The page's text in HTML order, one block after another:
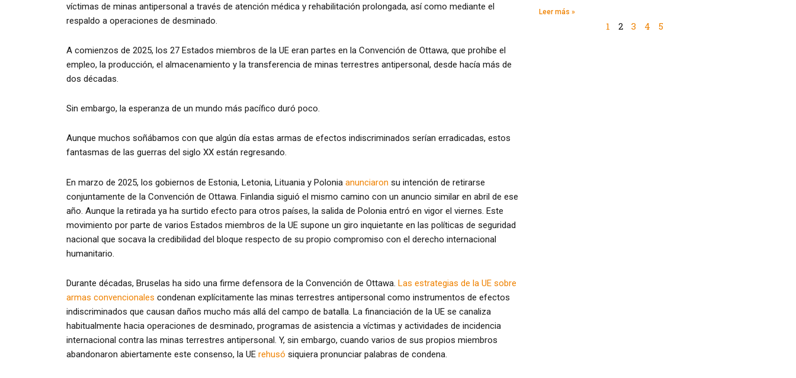
víctimas de minas antipersonal a través de atención médica y rehabilitación prolongada, así como mediante el
respaldo a operaciones de desminado.
A comienzos de 2025, los 27 Estados miembros de la UE eran partes en la Convención de Ottawa, que prohíbe el
empleo, la producción, el almacenamiento y la transferencia de minas terrestres antipersonal, desde hacía más de
dos décadas.
Sin embargo, la esperanza de un mundo más pacífico duró poco.
Aunque muchos soñábamos con que algún día estas armas de efectos indiscriminados serían erradicadas, estos
fantasmas de las guerras del siglo XX están regresando.
En marzo de 2025, los gobiernos de Estonia, Letonia, Lituania y Polonia anunciaron su intención de retirarse
conjuntamente de la Convención de Ottawa. Finlandia siguió el mismo camino con un anuncio similar en abril de ese
año. Aunque la retirada ya ha surtido efecto para otros países, la salida de Polonia entró en vigor el viernes. Este
movimiento por parte de varios Estados miembros de la UE supone un giro inquietante en las políticas de seguridad
nacional que socava la credibilidad del bloque respecto de su propio compromiso con el derecho internacional
humanitario.
Durante décadas, Bruselas ha sido una firme defensora de la Convención de Ottawa. Las estrategias de la UE sobre
armas convencionales condenan explícitamente las minas terrestres antipersonal como instrumentos de efectos
indiscriminados que causan daños mucho más allá del campo de batalla. La financiación de la UE se canaliza
habitualmente hacia operaciones de desminado, programas de asistencia a víctimas y actividades de incidencia
internacional contra las minas terrestres antipersonal. Y, sin embargo, cuando varios de sus propios miembros
abandonaron abiertamente este consenso, la UE rehusó siquiera pronunciar palabras de condena.
Leer más »
1 2 3 4 5